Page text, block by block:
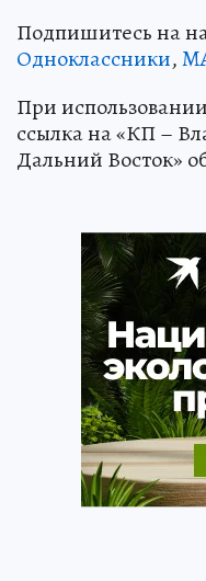
Подпишитесь на
Одноклассники,
При
ссылка на «КП –
Дальний Восток»